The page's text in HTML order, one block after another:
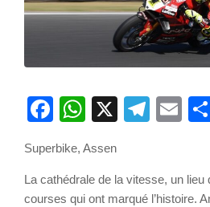
Facebook
WhatsApp
X
Superbike, Assen
La cathédrale de la vitesse, un lieu
courses qui ont marqué l’histoire.